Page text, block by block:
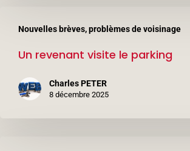
BlumNouvelles brèves, problèmes de voisinage
revenant
visite
parking
Un revenant visite le parking
Charles PETER
8 décembre 2025